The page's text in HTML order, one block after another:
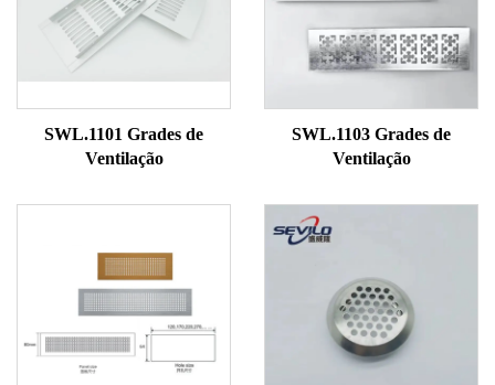
SWL.1101 Grades de
Ventilação
SWL.1103 Grades de
Ventilação